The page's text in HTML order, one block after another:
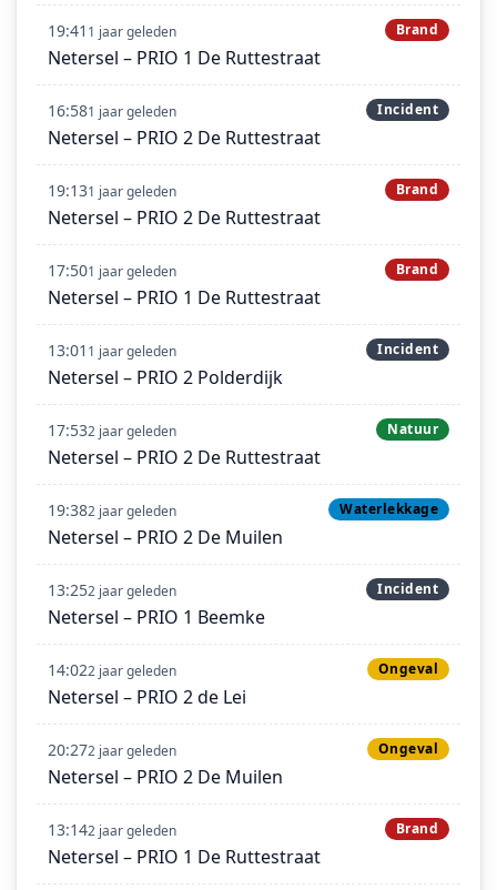
19:41 1 jaar geleden Brand
Netersel – PRIO 1 De Ruttestraat
16:581 jaar geleden Incident
Netersel – PRIO 2 De Ruttestraat
19:131 jaar geleden Brand
Netersel – PRIO 2 De Ruttestraat
17:501 jaar geleden Brand
Netersel – PRIO 1 De Ruttestraat
13:01 1 jaar geleden Incident
Netersel – PRIO 2 Polderdijk
17:532 jaar geleden Natuur
Netersel – PRIO 2 De Ruttestraat
19:382 jaar geleden Waterlekkage
Netersel – PRIO 2 De Muilen
13:252 jaar geleden Incident
Netersel – PRIO 1 Beemke
14:022 jaar geleden Ongeval
Netersel – PRIO 2 de Lei
20:272 jaar geleden Ongeval
Netersel – PRIO 2 De Muilen
13:142 jaar geleden Brand
Netersel – PRIO 1 De Ruttestraat